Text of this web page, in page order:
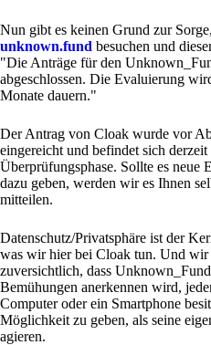
Nun gibt es keinen Grund zur
unknown.fund besuchen und
"Die Anträge für den
abgeschlossen. Die Evaluierung
Monate dauern."
Der Antrag von Cloak wurde vor
eingereicht und befindet sich derzeit
Überprüfungsphase. Sollte es neue
dazu geben, werden wir es Ihnen
mitteilen.
Datenschutz/Privatsphäre ist der
was wir hier bei Cloak tun. Und wir
zuversichtlich, dass
Bemühungen anerkennen wird,
Computer oder ein Smartphone
Möglichkeit zu geben, als seine
agieren.